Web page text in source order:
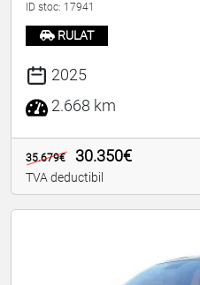
ID stoc: 17941
RULAT
2025
2.668 km
35.679€ 30.350€
TVA deductibil